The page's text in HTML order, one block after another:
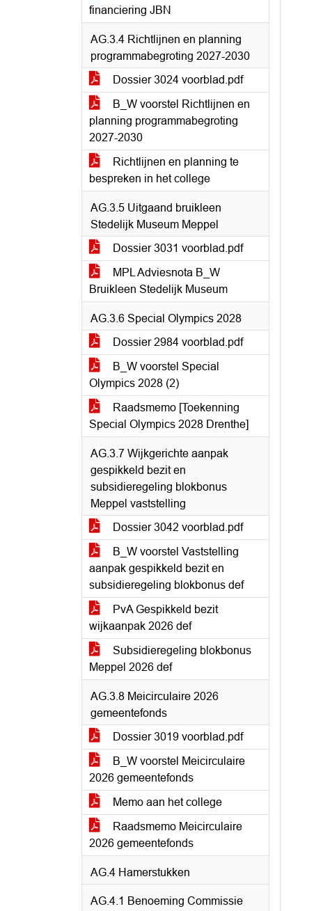
financiering JBN
AG.3.4 Richtlijnen en planning
programmabegroting 2027-2030
Dossier 3024 voorblad.pdf
B_W voorstel Richtlijnen en
planning programmabegroting
2027-2030
Richtlijnen en planning te
bespreken in het college
AG.3.5 Uitgaand bruikleen
Stedelijk Museum Meppel
Dossier 3031 voorblad.pdf
MPL Adviesnota B_W
Bruikleen Stedelijk Museum
AG.3.6 Special Olympics 2028
Dossier 2984 voorblad.pdf
B_W voorstel Special
Olympics 2028 (2)
Raadsmemo [Toekenning
Special Olympics 2028 Drenthe]
AG.3.7 Wijkgerichte aanpak
gespikkeld bezit en
subsidieregeling blokbonus
Meppel vaststelling
Dossier 3042 voorblad.pdf
B_W voorstel Vaststelling
aanpak gespikkeld bezit en
subsidieregeling blokbonus def
PvA Gespikkeld bezit
wijkaanpak 2026 def
Subsidieregeling blokbonus
Meppel 2026 def
AG.3.8 Meicirculaire 2026
gemeentefonds
Dossier 3019 voorblad.pdf
B_W voorstel Meicirculaire
2026 gemeentefonds
Memo aan het college
Raadsmemo Meicirculaire
2026 gemeentefonds
AG.4 Hamerstukken
AG.4.1 Benoeming Commissie